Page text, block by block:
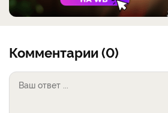
Комментарии (0)